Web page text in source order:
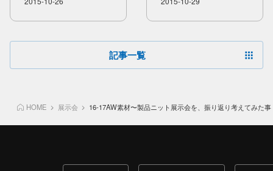
セーターへ
記事一覧
HOME 展示会 16-17AW素材〜製品ニット展示会を、振り返り考えてみた事